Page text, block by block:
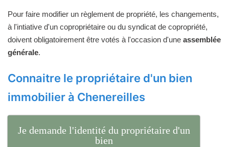
Pour faire modifier un règlement de propriété, les changements,
à l'intiative d'un copropriétaire ou du syndicat de copropriété,
doivent obligatoirement être votés à l'occasion d'une assemblée
générale.
Connaitre le propriétaire d'un bien
immobilier à Chenereilles
Je demande l'identité du propriétaire d'un
bien